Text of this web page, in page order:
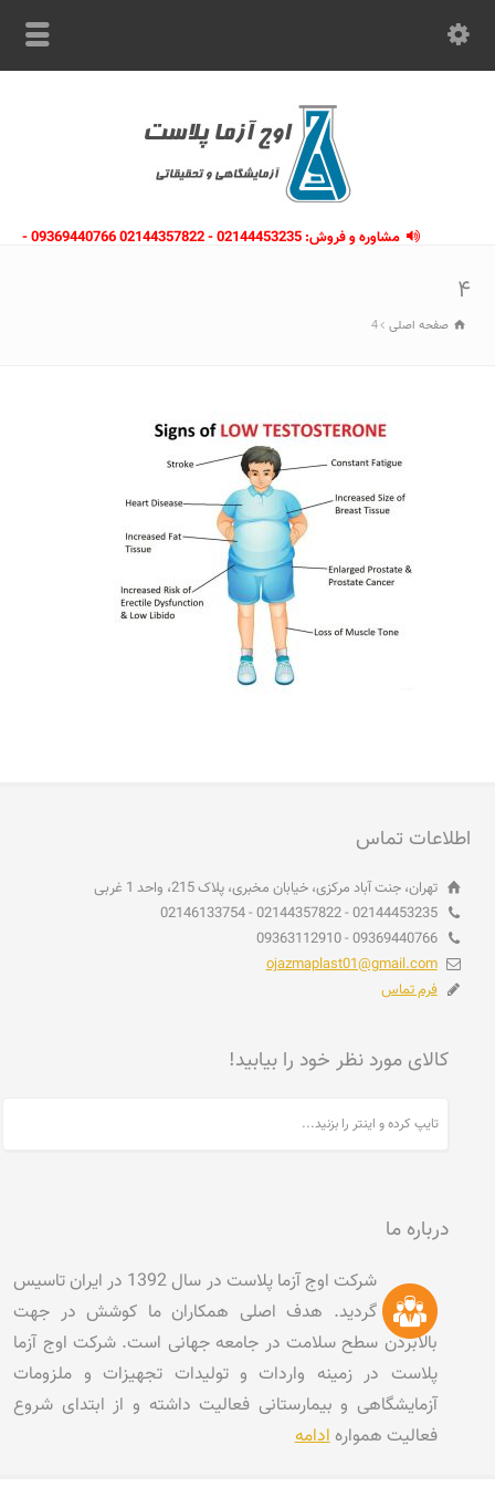
مشاوره و فروش: 02144453235 - 02144357822 09369440766 -
۴
صفحه اصلی 4
اطلاعات تماس
تهران، جنت آباد مرکزی، خیابان مخبری، پلاک 215، واحد 1 غربی
02144453235 - 02144357822 - 02146133754
09369440766 - 09363112910
ojazmaplast01@gmail.com
فرم تماس
کالای مورد نظر خود را بیابید!
درباره ما
شرکت اوج آزما پلاست در سال 1392 در ایران تاسیس
گردید. هدف اصلی همکاران ما کوشش در جهت
بالابردن سطح سلامت در جامعه جهانی است. شرکت اوج آزما
پلاست در زمینه واردات و تولیدات تجهیزات و ملزومات
آزمایشگاهی و بیمارستانی فعالیت داشته و از ابتدای شروع
فعالیت هموارهادامه